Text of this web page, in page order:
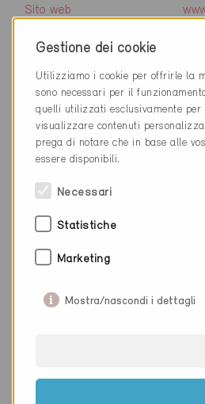
Sito web
Ditta
NAP
Luogo Le
Cantone
Sito web
NAP
Gestione dei cookie
Utilizziamo i cookie per offrirle la
sono necessari per il
quelli utilizzati esclusivamente
visualizzare contenuti
prega di notare che in base alle
essere disponibili.
Necessari
Statistiche
Marketing
Mostra/nascondi i dettagli